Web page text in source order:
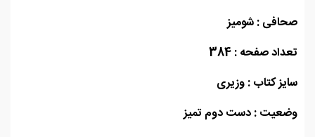
: شومیز
صفحه : 384
کتاب : وزیری
: دست دوم تمیز